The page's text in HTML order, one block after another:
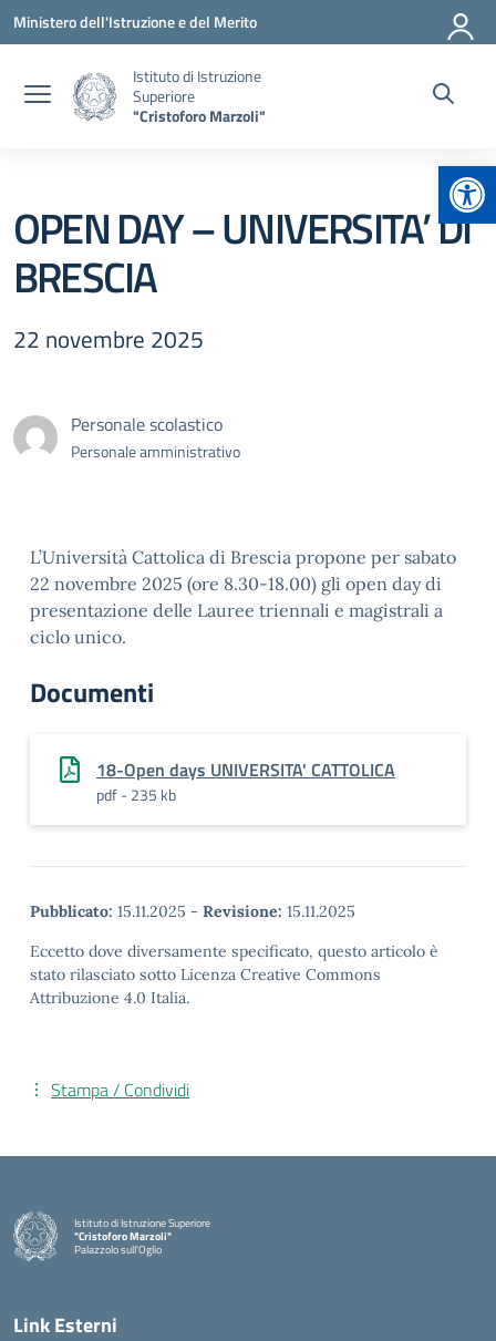
Vai ai contenuti
Vai al menu di navigazione
Vai al footer
Ministero dell'Istruzione e del Merito
Istituto di Istruzione
Superiore
"Cristoforo Marzoli"
OPEN DAY – UNIVERSITA’ DI
BRESCIA
22 novembre 2025
Personale scolastico
Personale amministrativo
L’Università Cattolica di Brescia propone per sabato
22 novembre 2025 (ore 8.30-18.00) gli open day di
presentazione delle Lauree triennali e magistrali a
ciclo unico.
Documenti
18-Open days UNIVERSITA' CATTOLICA
pdf - 235 kb
Pubblicato: 15.11.2025 - Revisione: 15.11.2025
Eccetto dove diversamente specificato, questo articolo è
stato rilasciato sotto Licenza Creative Commons
Attribuzione 4.0 Italia.
Stampa / Condividi
Istituto di Istruzione Superiore
"Cristoforo Marzoli"
Palazzolo sull'Oglio
— Visita la pagina iniziale della scuola
Link Esterni